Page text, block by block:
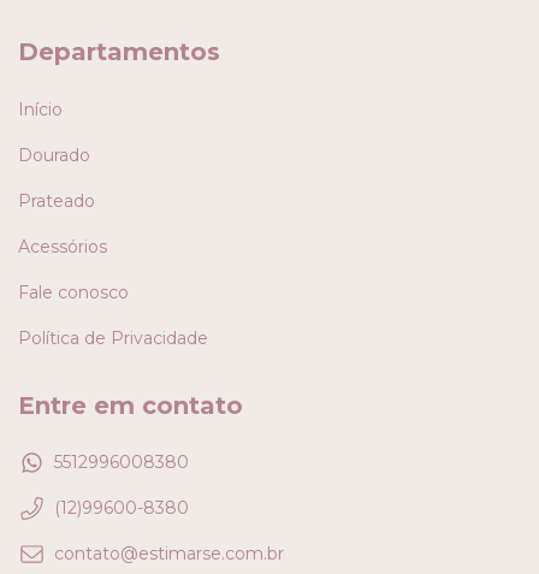
Departamentos
Início
Dourado
Prateado
Acessórios
Fale conosco
Política de Privacidade
Entre em contato
5512996008380
(12)99600-8380
contato@estimarse.com.br